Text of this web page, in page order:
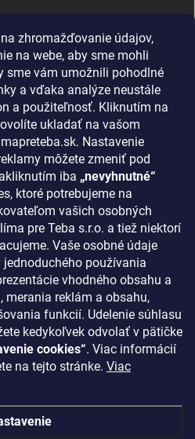
zhromažďovanie údajov,
na webe, aby sme mohli
sme vám umožnili pohodlné
a vďaka analýze neustále
a použiteľnosť. Kliknutím na
ukladať na vašom
Nastavenie
môžete zmeniť pod
iba „nevyhnutné“
ktoré potrebujeme na
vašich osobných
pre Teba s.r.o. a tiež niektorí
Vaše osobné údaje
používania
vhodného obsahu a
merania reklám a obsahu,
funkcií. Udelenie súhlasu
kedykoľvek odvolať v pätičke
cookies“. Viac informácií
na tejto stránke. Viac
klimapreteba.sk
@klimapreteba